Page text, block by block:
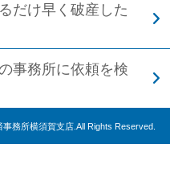
だけ早く破産した
事務所に依頼を検
務所横須賀支店.All Rights Reserved.